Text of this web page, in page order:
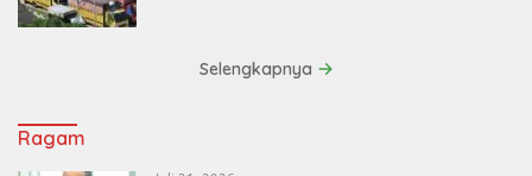
Selengkapnya
Ragam